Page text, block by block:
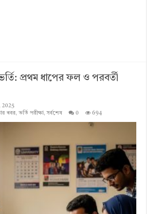
প্রথম ধাপের ফল ও পরবর্তী
2025
খবর,ভর্তি পরীক্ষা ,সর্বশেষ 0 694